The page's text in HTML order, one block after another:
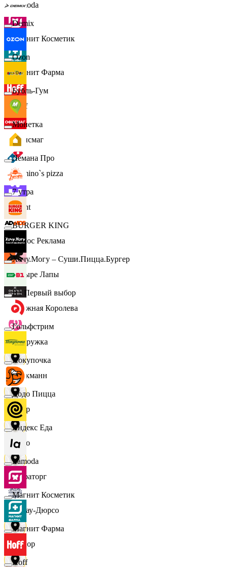
Lamoda
Магнит Косметик
Магнит Фарма
Hoff
Офисмаг
Domino`s pizza
Urent
Эдмос Реклама
Четыре Лапы
Снежная Королева
Подружка
Стокманн
Cпар
demo
Мираторг
Абрау-Дюрсо
Авиор
Demix
Ozon
Бубль-Гум
Монетка
Лемана Про
7 утра
BURGER KING
Хочу.Могу – Суши.Пицца.Бургер
B1 Первый выбор
Гольфстрим
Покупочка
Додо Пицца
Яндекс Еда
Lamoda
Магнит Косметик
Магнит Фарма
Hoff